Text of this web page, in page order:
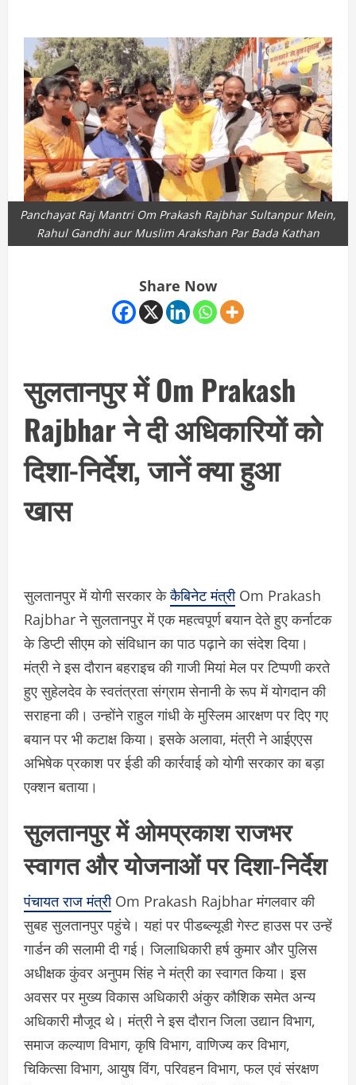
Panchayat Raj Mantri Om Prakash Rajbhar Sultanpur Mein,
Rahul Gandhi aur Muslim Arakshan Par Bada Kathan
Share Now
सुलतानपुर में Om Prakash
Rajbhar ने दी अधिकारियों को
दिशा-निर्देश, जानें क्या हुआ
खास
सुलतानपुर में योगी सरकार केकैबिनेट मंत्रीOm Prakash
Rajbhar ने सुलतानपुर में एक महत्वपूर्ण बयान देते हुए कर्नाटक
के डिप्टी सीएम को संविधान का पाठ पढ़ाने का संदेश दिया।
मंत्री ने इस दौरान बहराइच की गाजी मियां मेल पर टिप्पणी करते
हुए सुहेलदेव के स्वतंत्रता संग्राम सेनानी के रूप में योगदान की
सराहना की। उन्होंने राहुल गांधी के मुस्लिम आरक्षण पर दिए गए
बयान पर भी कटाक्ष किया। इसके अलावा, मंत्री ने आईएएस
अभिषेक प्रकाश पर ईडी की कार्रवाई को योगी सरकार का बड़ा
एक्शन बताया।
सुलतानपुर में ओमप्रकाश राजभर
स्वागत और योजनाओं पर दिशा-निर्देश
पंचायत राज मंत्रीOm Prakash Rajbhar मंगलवार की
सुबह सुलतानपुर पहुंचे। यहां पर पीडब्ल्यूडी गेस्ट हाउस पर उन्हें
गार्डन की सलामी दी गई। जिलाधिकारी हर्ष कुमार और पुलिस
अधीक्षक कुंवर अनुपम सिंह ने मंत्री का स्वागत किया। इस
अवसर पर मुख्य विकास अधिकारी अंकुर कौशिक समेत अन्य
अधिकारी मौजूद थे। मंत्री ने इस दौरान जिला उद्यान विभाग,
समाज कल्याण विभाग, कृषि विभाग, वाणिज्य कर विभाग,
चिकित्सा विभाग, आयुष विंग, परिवहन विभाग, फल एवं संरक्षण